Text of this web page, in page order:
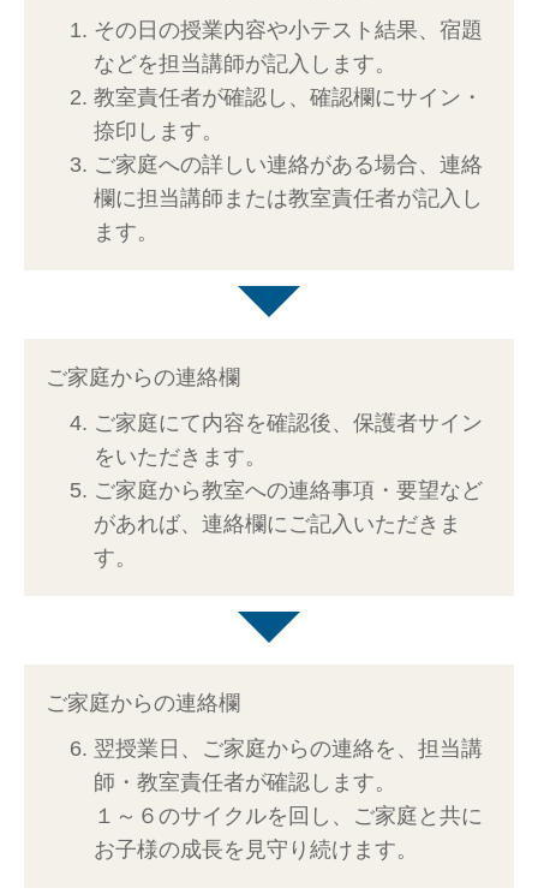
その日の授業内容や小テスト結果、宿題
などを担当講師が記入します。
教室責任者が確認し、確認欄にサイン・
捺印します。
ご家庭への詳しい連絡がある場合、連絡
欄に担当講師または教室責任者が記入し
ます。
ご家庭からの連絡欄
ご家庭にて内容を確認後、保護者サイン
をいただきます。
ご家庭から教室への連絡事項・要望など
があれば、連絡欄にご記入いただきま
す。
ご家庭からの連絡欄
翌授業日、ご家庭からの連絡を、担当講
師・教室責任者が確認します。
１～６のサイクルを回し、ご家庭と共に
お子様の成長を見守り続けます。